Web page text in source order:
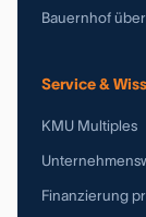
Bauernhof
Service &
KMU Multiples
Finanzierung